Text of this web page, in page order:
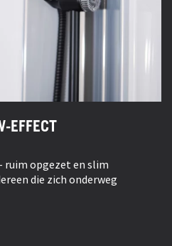
EFFECT
ruim opgezet en slim
die zich onderweg